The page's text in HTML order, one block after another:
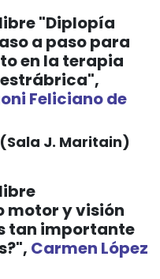
"Diplopía
a paso para
en la terapia
Feliciano de
(Sala J. Maritain)
motor y visión
tan importante
Carmen López